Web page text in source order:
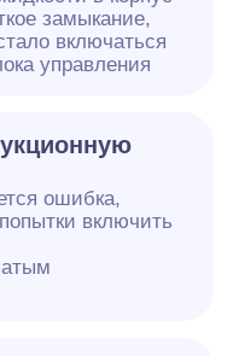
замыкание,
включаться
управления
ошибка,
включить